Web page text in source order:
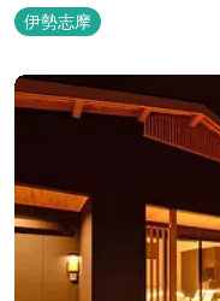
伊勢志摩